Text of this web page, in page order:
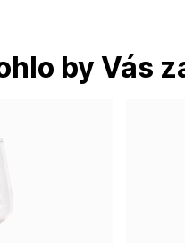
by Vás